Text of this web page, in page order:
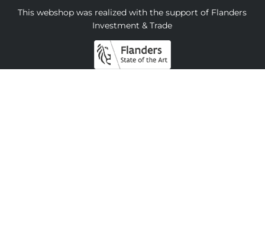
This webshop was realized with the support of Flanders
Investment & Trade